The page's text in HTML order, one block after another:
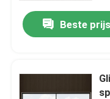
Beste prijs